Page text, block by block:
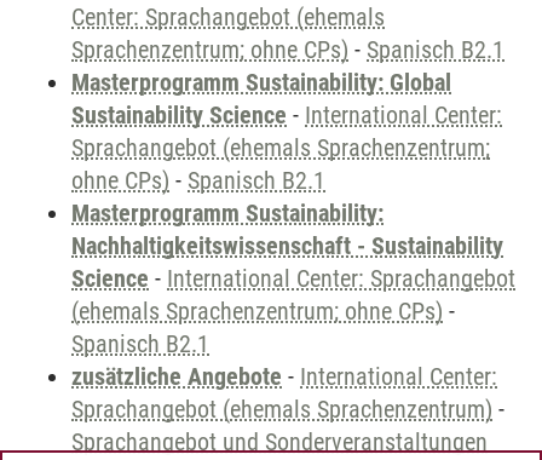
Center: Sprachangebot (ehemals
Sprachenzentrum; ohne CPs) - Spanisch B2.1
Masterprogramm Sustainability: Global
Sustainability Science - International Center:
Sprachangebot (ehemals Sprachenzentrum;
ohne CPs) - Spanisch B2.1
Masterprogramm Sustainability:
Nachhaltigkeitswissenschaft - Sustainability
Science - International Center: Sprachangebot
(ehemals Sprachenzentrum; ohne CPs) -
Spanisch B2.1
zusätzliche Angebote - International Center:
Sprachangebot (ehemals Sprachenzentrum) -
Sprachangebot und Sonderveranstaltungen